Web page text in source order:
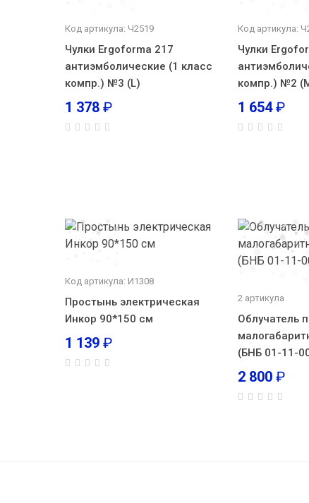
Код артикула: Ч2519
Чулки Ergoforma 217
антиэмболические (1 класс
компр.) №3 (L)
1 378 ₽
Код артикула:
Чулки
компр.) №2
1 654₽
Код артикула: И1308
Простынь электрическая
Инкор 90*150 см
1 139 ₽
2 артикула
Облучатель
(БНБ 01-11-
2 800 ₽